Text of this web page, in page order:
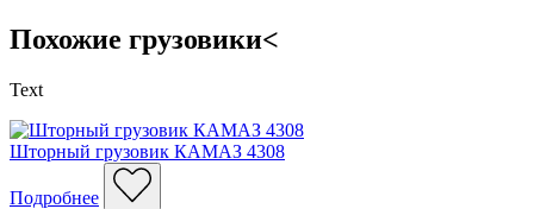
Похожие грузовики<
Text
Шторный грузовик КАМАЗ 4308
Подробнее